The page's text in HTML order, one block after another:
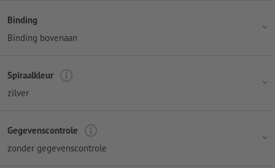
Binding
Binding bovenaan
Spiraalkleur
zilver
Gegevenscontrole
zonder gegevenscontrole